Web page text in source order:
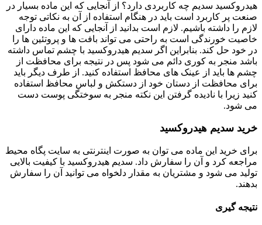
هیدروکسید سدیم چه کاربردی دارد؟ از آنجایی که این ماده بسیار در
صنعت پر کاربرد است باید در هنگام استفاده از آن به نکاتی توجه
لازم را داشته باشیم. لازم است بدانید از آنجایی که این ماده دارای
خاصیت خورندگی است به راحتی می تواند بافت ها و پروتئین ها را
در خود حل کند. بنابراین اگر سدیم هیدروکسید با چشم تماس داشته
باشد منجر به کوری دائم می شود پس در نتیجه برای محافظت از
چشم ها باید از عینک های محافظ استفاده کنید. از طرف دیگر باید
برای محافظت از دستان خود از دستکش و لباس محافظ استفاده
کنید زیرا با نادیده گرفتن این نکته منجر به سوختگی پوست دست
می شود.
خرید سدیم هیدروکسید
برای خرید این ماده می توان به صورت اینترنتی به سایت پگاه محیط
مراجعه کرد و آن را سفارش داد. سدیم هیدروکسید با کیفیت بالایی
تولید می شود و مشتریان به مقدار دلخواه می توانید آن را سفارش
بدهند.
نتیجه گیری